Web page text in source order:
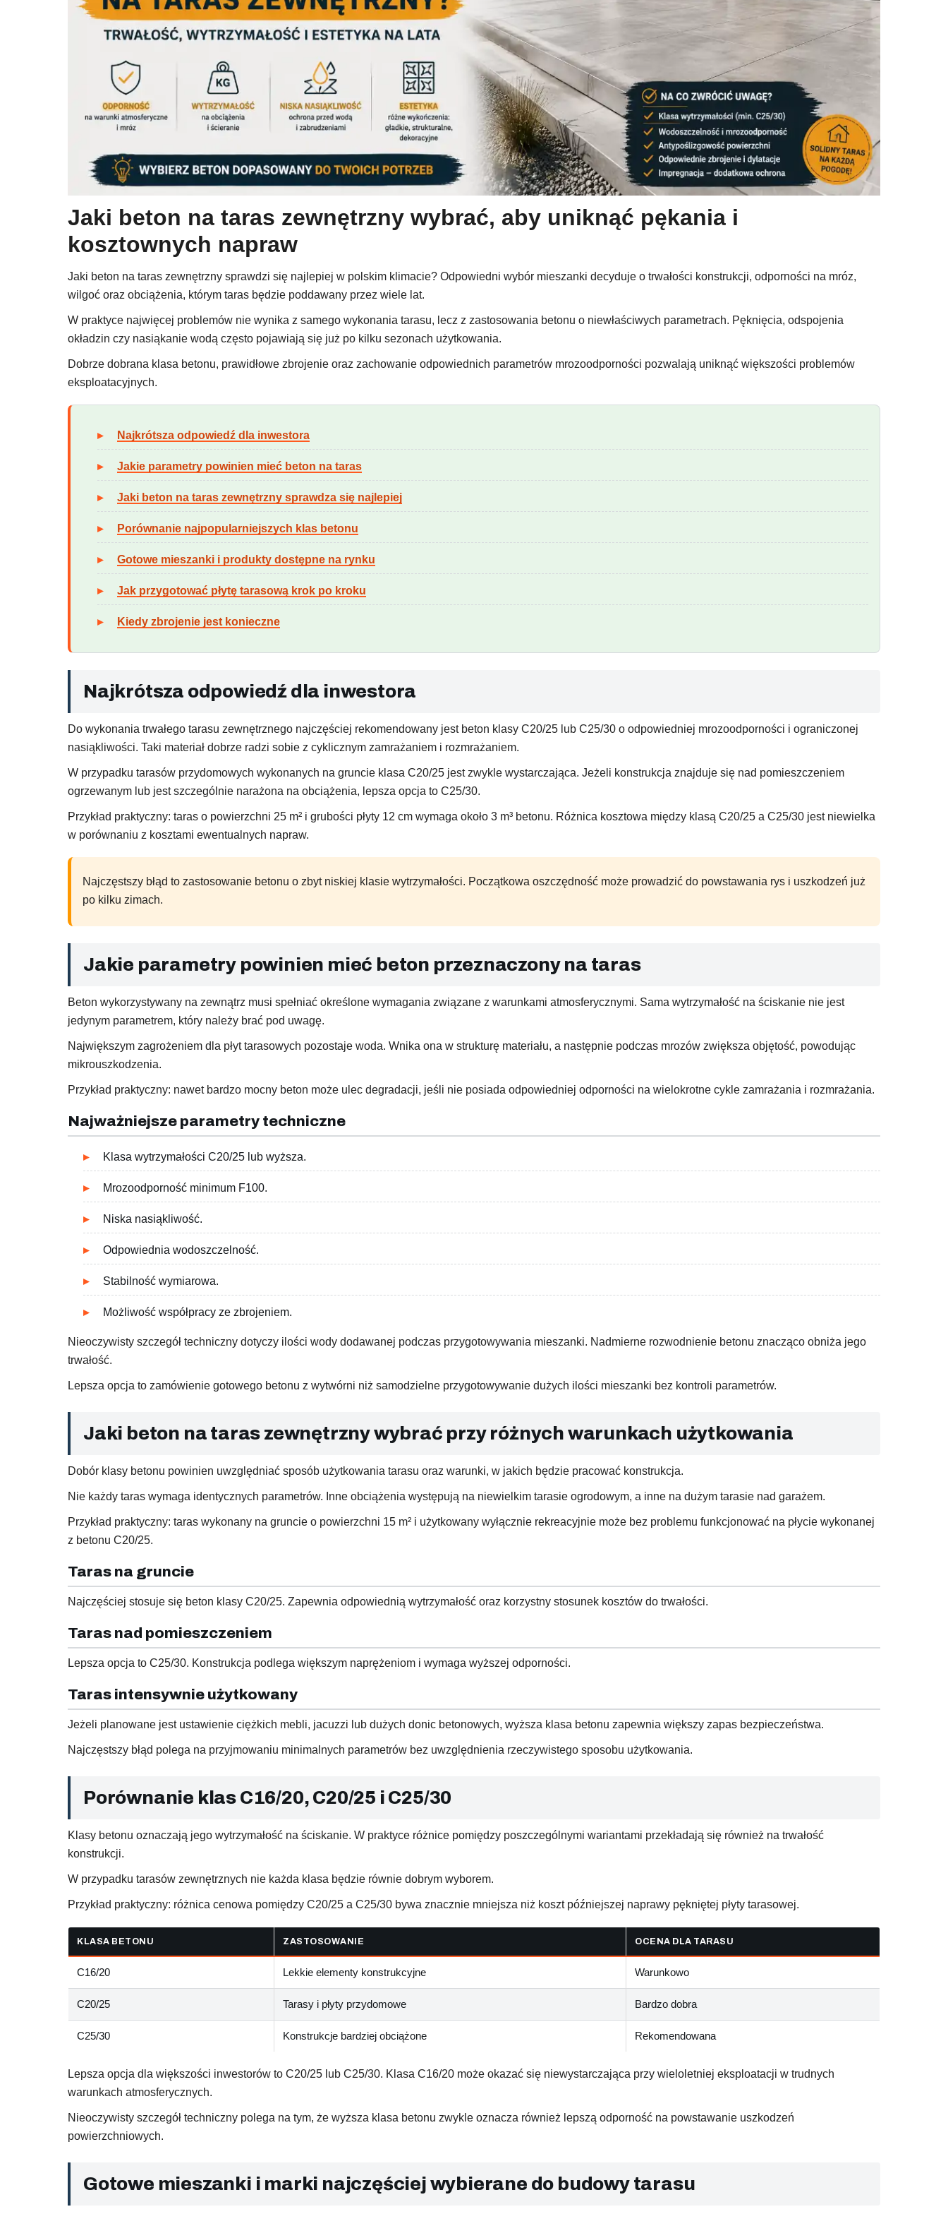
Jaki beton na taras zewnętrzny wybrać, aby uniknąć pękania i
kosztownych napraw
Jaki beton na taras zewnętrzny sprawdzi się najlepiej w polskim klimacie? Odpowiedni wybór mieszanki decyduje o trwałości konstrukcji, odporności na mróz,
wilgoć oraz obciążenia, którym taras będzie poddawany przez wiele lat.
W praktyce najwięcej problemów nie wynika z samego wykonania tarasu, lecz z zastosowania betonu o niewłaściwych parametrach. Pęknięcia, odspojenia
okładzin czy nasiąkanie wodą często pojawiają się już po kilku sezonach użytkowania.
Dobrze dobrana klasa betonu, prawidłowe zbrojenie oraz zachowanie odpowiednich parametrów mrozoodporności pozwalają uniknąć większości problemów
eksploatacyjnych.
Najkrótsza odpowiedź dla inwestora
Jakie parametry powinien mieć beton na taras
Jaki beton na taras zewnętrzny sprawdza się najlepiej
Porównanie najpopularniejszych klas betonu
Gotowe mieszanki i produkty dostępne na rynku
Jak przygotować płytę tarasową krok po kroku
Kiedy zbrojenie jest konieczne
Najkrótsza odpowiedź dla inwestora
Do wykonania trwałego tarasu zewnętrznego najczęściej rekomendowany jest beton klasy C20/25 lub C25/30 o odpowiedniej mrozoodporności i ograniczonej
nasiąkliwości. Taki materiał dobrze radzi sobie z cyklicznym zamrażaniem i rozmrażaniem.
W przypadku tarasów przydomowych wykonanych na gruncie klasa C20/25 jest zwykle wystarczająca. Jeżeli konstrukcja znajduje się nad pomieszczeniem
ogrzewanym lub jest szczególnie narażona na obciążenia, lepsza opcja to C25/30.
Przykład praktyczny: taras o powierzchni 25 m² i grubości płyty 12 cm wymaga około 3 m³ betonu. Różnica kosztowa między klasą C20/25 a C25/30 jest niewielka
w porównaniu z kosztami ewentualnych napraw.
Najczęstszy błąd to zastosowanie betonu o zbyt niskiej klasie wytrzymałości. Początkowa oszczędność może prowadzić do powstawania rys i uszkodzeń już
po kilku zimach.
Jakie parametry powinien mieć beton przeznaczony na taras
Beton wykorzystywany na zewnątrz musi spełniać określone wymagania związane z warunkami atmosferycznymi. Sama wytrzymałość na ściskanie nie jest
jedynym parametrem, który należy brać pod uwagę.
Największym zagrożeniem dla płyt tarasowych pozostaje woda. Wnika ona w strukturę materiału, a następnie podczas mrozów zwiększa objętość, powodując
mikrouszkodzenia.
Przykład praktyczny: nawet bardzo mocny beton może ulec degradacji, jeśli nie posiada odpowiedniej odporności na wielokrotne cykle zamrażania i rozmrażania.
Najważniejsze parametry techniczne
Klasa wytrzymałości C20/25 lub wyższa.
Mrozoodporność minimum F100.
Niska nasiąkliwość.
Odpowiednia wodoszczelność.
Stabilność wymiarowa.
Możliwość współpracy ze zbrojeniem.
Nieoczywisty szczegół techniczny dotyczy ilości wody dodawanej podczas przygotowywania mieszanki. Nadmierne rozwodnienie betonu znacząco obniża jego
trwałość.
Lepsza opcja to zamówienie gotowego betonu z wytwórni niż samodzielne przygotowywanie dużych ilości mieszanki bez kontroli parametrów.
Jaki beton na taras zewnętrzny wybrać przy różnych warunkach użytkowania
Dobór klasy betonu powinien uwzględniać sposób użytkowania tarasu oraz warunki, w jakich będzie pracować konstrukcja.
Nie każdy taras wymaga identycznych parametrów. Inne obciążenia występują na niewielkim tarasie ogrodowym, a inne na dużym tarasie nad garażem.
Przykład praktyczny: taras wykonany na gruncie o powierzchni 15 m² i użytkowany wyłącznie rekreacyjnie może bez problemu funkcjonować na płycie wykonanej
z betonu C20/25.
Taras na gruncie
Najczęściej stosuje się beton klasy C20/25. Zapewnia odpowiednią wytrzymałość oraz korzystny stosunek kosztów do trwałości.
Taras nad pomieszczeniem
Lepsza opcja to C25/30. Konstrukcja podlega większym naprężeniom i wymaga wyższej odporności.
Taras intensywnie użytkowany
Jeżeli planowane jest ustawienie ciężkich mebli, jacuzzi lub dużych donic betonowych, wyższa klasa betonu zapewnia większy zapas bezpieczeństwa.
Najczęstszy błąd polega na przyjmowaniu minimalnych parametrów bez uwzględnienia rzeczywistego sposobu użytkowania.
Porównanie klas C16/20, C20/25 i C25/30
Klasy betonu oznaczają jego wytrzymałość na ściskanie. W praktyce różnice pomiędzy poszczególnymi wariantami przekładają się również na trwałość
konstrukcji.
W przypadku tarasów zewnętrznych nie każda klasa będzie równie dobrym wyborem.
Przykład praktyczny: różnica cenowa pomiędzy C20/25 a C25/30 bywa znacznie mniejsza niż koszt późniejszej naprawy pękniętej płyty tarasowej.
KLASA BETONU ZASTOSOWANIE OCENA DLA TARASU
C16/20 Lekkie elementy konstrukcyjne Warunkowo
C20/25 Tarasy i płyty przydomowe Bardzo dobra
C25/30 Konstrukcje bardziej obciążone Rekomendowana
Lepsza opcja dla większości inwestorów to C20/25 lub C25/30. Klasa C16/20 może okazać się niewystarczająca przy wieloletniej eksploatacji w trudnych
warunkach atmosferycznych.
Nieoczywisty szczegół techniczny polega na tym, że wyższa klasa betonu zwykle oznacza również lepszą odporność na powstawanie uszkodzeń
powierzchniowych.
Gotowe mieszanki i marki najczęściej wybierane do budowy tarasu